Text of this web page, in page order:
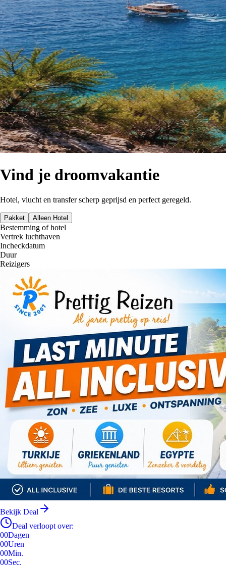
Vind je droomvakantie
Hotel, vlucht en transfer scherp geprijsd en perfect geregeld.
Pakket Alleen Hotel
Bestemming of hotel
Vertrek luchthaven
Incheckdatum
Duur
Reizigers
Bekijk Deal
Deal verloopt over:
00Dagen
00Uren
00Min.
00Sec.